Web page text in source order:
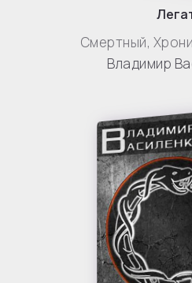
Смертный,
Владимир